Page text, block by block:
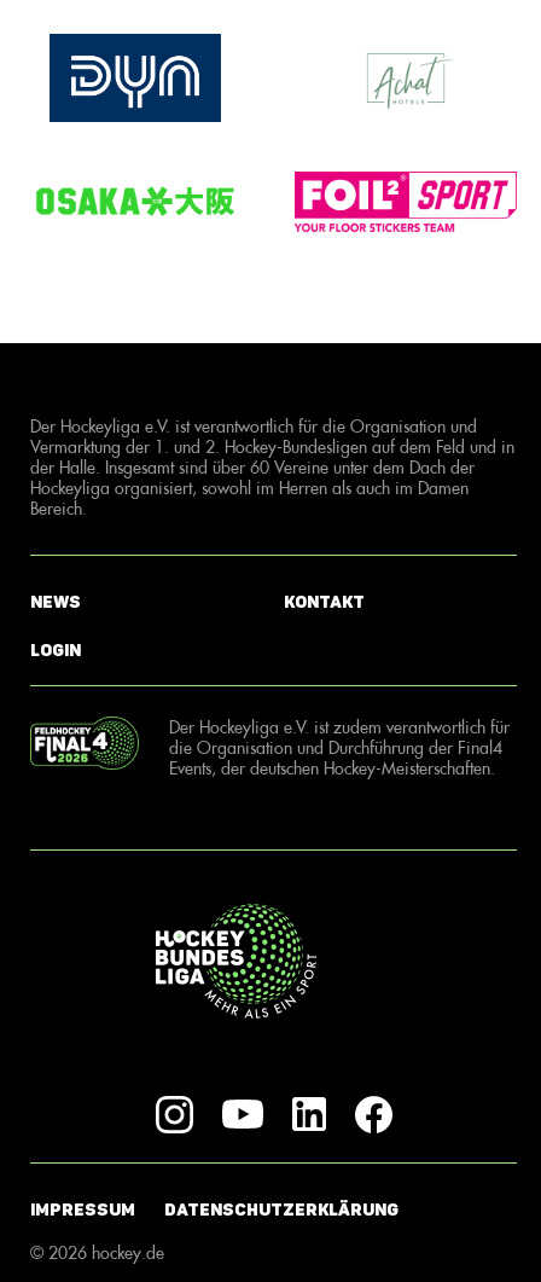
Der Hockeyliga e.V. ist verantwortlich für die Organisation und
Vermarktung der 1. und 2. Hockey-Bundesligen auf dem Feld und in
der Halle. Insgesamt sind über 60 Vereine unter dem Dach der
Hockeyliga organisiert, sowohl im Herren als auch im Damen
Bereich.
News
Login
Kontakt
Der Hockeyliga e.V. ist zudem verantwortlich für
die Organisation und Durchführung der Final4
Events, der deutschen Hockey-Meisterschaften.
IMPRESSUM DATENSCHUTZERKLÄRUNG
© 2026 hockey.de